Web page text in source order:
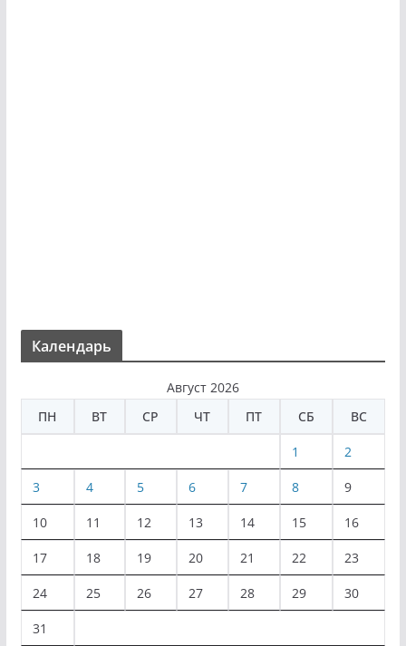
Календарь
Август 2026
ПН
ВТ СР ЧТ ПТ СБ ВС
1 2
3 4 5 6 7 8 9
10 11 12 13 14 15 16
17 18 19 20 21 22 23
24 25 26 27 28 29 30
31